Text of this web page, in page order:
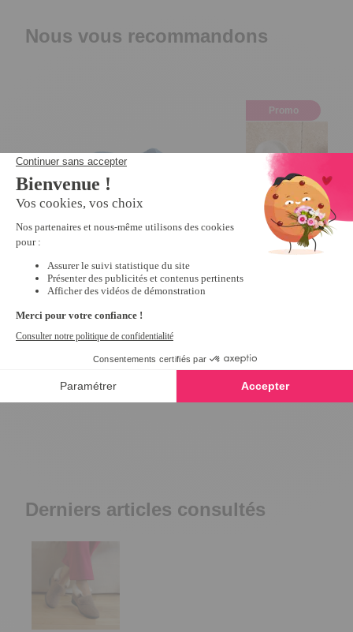
Nous vous recommandons
Mules croisées éponge Bleu - taille
39
24,99 €
Promo
Derniers articles consultés